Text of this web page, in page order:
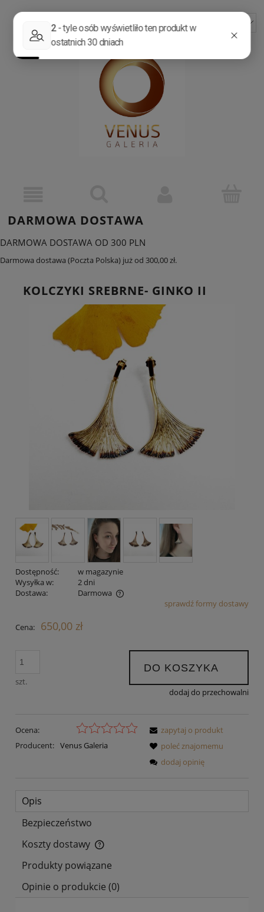
DARMOWA DOSTAWA
DARMOWA DOSTAWA OD 300 PLN
Darmowa dostawa (Poczta Polska) już od 300,00 zł.
KOLCZYKI SREBRNE- GINKO II
Dostępność:
w magazynie
Wysyłka w:
2 dni
Dostawa:
Darmowa
Cena nie zawiera ewentualnych kosztów płatnościsprawdź formy dostawy
Cena: 650,00 zł
szt.
DO KOSZYKA
dodaj do przechowalni
Ocena:
Producent: Venus Galeria
zapytaj o produkt
poleć znajomemu
dodaj opinię
Opis
Bezpieczeństwo
Koszty dostawy
Cena nie zawiera ewentualnych kosztów płatności
Produkty powiązane
Opinie o produkcie (0)